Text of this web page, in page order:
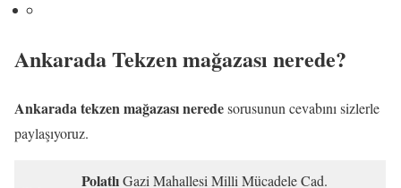
Ankarada Tekzen mağazası nerede?
Ankarada tekzen mağazası neredesorusunun cevabını sizlerle
paylaşıyoruz.
PolatlıGazi Mahallesi Milli Mücadele Cad.